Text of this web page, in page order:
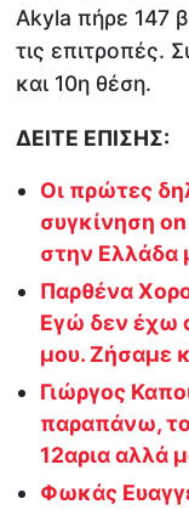
Αkyla πήρε 147
τις επιτροπές.
και 10η θέση.
ΔΕΙΤΕ ΕΠΙΣΗΣ:
Οι πρώτες
συγκίνηση
στην Ελλάδα
Παρθένα
Εγώ δεν έχω
μου. Ζήσαμε
Γιώργος
παραπάνω,
12αρια αλλά
Φωκάς